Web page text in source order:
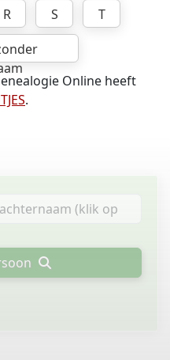
R S
T
Online heeft
.